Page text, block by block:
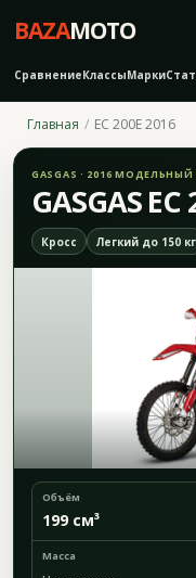
BAZAMOTO
СравнениеКлассыМарки
Главная EC 200E 2016
GASGAS · 2016
GASGAS EC
Кросс Легкий до 150 кг
Объём
199 см³
Масса